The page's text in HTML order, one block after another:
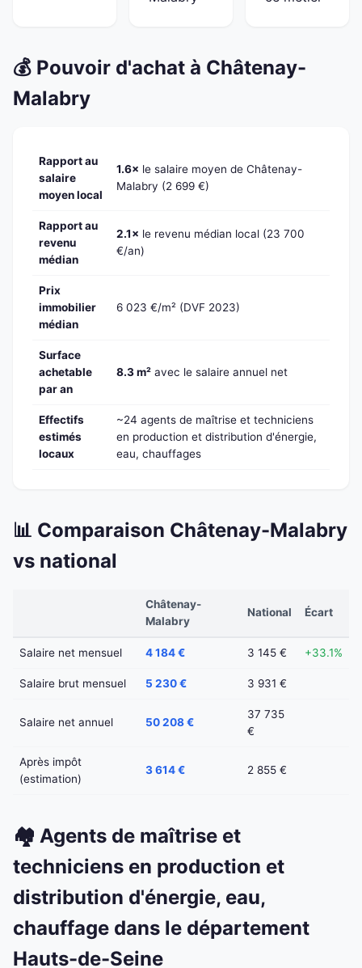
💰 Pouvoir d'achat à Châtenay-
Malabry
Rapport au
salaire
moyen local
1.6× le salaire moyen de Châtenay-
Malabry (2 699 €)
Rapport au
revenu
médian
2.1× le revenu médian local (23 700
€/an)
Prix
immobilier
médian
6 023 €/m² (DVF 2023)
Surface
achetable
par an
8.3 m² avec le salaire annuel net
Effectifs
estimés
locaux
~24 agents de maîtrise et techniciens
en production et distribution d'énergie,
eau, chauffages
📊 Comparaison Châtenay-Malabry
vs national
Châtenay-
Malabry
National Écart
Salaire net mensuel 4 184 € 3 145 € +33.1%
Salaire brut mensuel 5 230 € 3 931 €
Salaire net annuel 50 208 €
37 735
€
Après impôt
(estimation)
3 614 € 2 855 €
🏘️ Agents de maîtrise et
techniciens en production et
distribution d'énergie, eau,
chauffage dans le département
Hauts-de-Seine